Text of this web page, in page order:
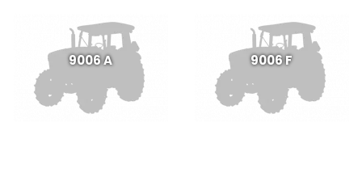
9006 A 9006 F